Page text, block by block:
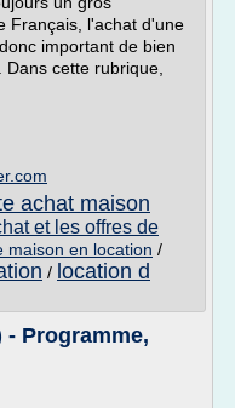
Français, l'achat d'une
important de bien
cette rubrique,
achat maison
et les offres de
maison en location /
/ location d
- Programme,